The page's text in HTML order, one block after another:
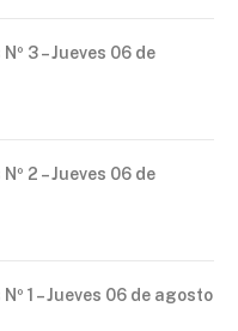
3 – Jueves 06 de
2 – Jueves 06 de
1 – Jueves 06 de agosto